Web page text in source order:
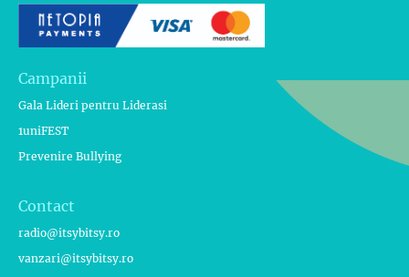
Campanii
Gala Lideri pentru Liderasi
1uniFEST
Prevenire Bullying
Contact
radio@itsybitsy.ro
vanzari@itsybitsy.ro